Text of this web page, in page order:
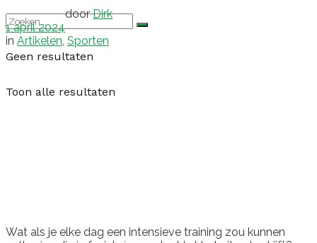
Geen resultaten
Toon alle resultaten
door Dirk
1 april 2024
in Artikelen, Sporten
Wat als je elke dag een intensieve training zou kunnen